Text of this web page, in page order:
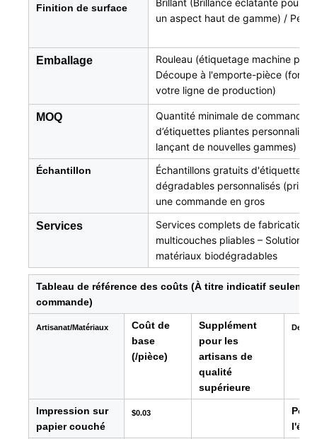
Finition de surface
un aspect haut de gamme) /
Emballage
Rouleau (étiquetage machine
Découpe à l'emporte-pièce
votre ligne de production)
MOQ
Quantité minimale de commande
d’étiquettes pliantes
lançant de nouvelles gammes)
Échantillon
Échantillons gratuits d'étiquettes
dégradables personnalisés (prix
une commande en gros
Services
Services complets de fabrication
multicouches pliables – Solutions
matériaux biodégradables
Tableau de référence des coûts (À titre indicatif
commande)
Artisanat/Matériaux
Coût de
base
(/pièce)
Supplément
pour les
artisans de
qualité
supérieure
Impression sur
papier couché
$0.03